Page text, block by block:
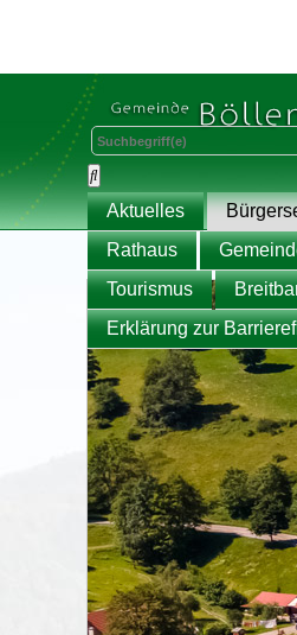
Aktuelles
Rathaus
Tourismus
Erklärung zur